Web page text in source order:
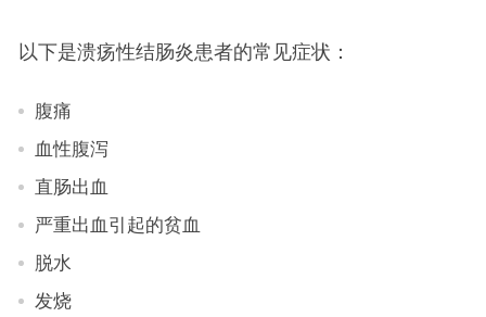
以下是溃疡性结肠炎患者的常见症状：
腹痛
血性腹泻
直肠出血
严重出血引起的贫血
脱水
发烧